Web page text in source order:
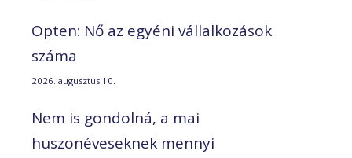
Opten: Nő az egyéni vállalkozások
száma
2026. augusztus 10.
Nem is gondolná, a mai
huszonéveseknek mennyi